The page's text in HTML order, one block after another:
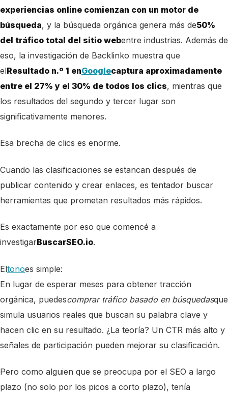
experiencias online comienzan con un motor de
búsqueda, y la búsqueda orgánica genera más de50%
del tráfico total del sitio webentre industrias. Además de
eso, la investigación de Backlinko muestra que
elResultado n.º 1 enGooglecaptura aproximadamente
entre el 27% y el 30% de todos los clics, mientras que
los resultados del segundo y tercer lugar son
significativamente menores.
Esa brecha de clics es enorme.
Cuando las clasificaciones se estancan después de
publicar contenido y crear enlaces, es tentador buscar
herramientas que prometan resultados más rápidos.
Es exactamente por eso que comencé a
investigarBuscarSEO.io.
Eltonoes simple:
En lugar de esperar meses para obtener tracción
orgánica, puedescomprar tráfico basado en búsquedasque
simula usuarios reales que buscan su palabra clave y
hacen clic en su resultado. ¿La teoría? Un CTR más alto y
señales de participación pueden mejorar su clasificación.
Pero como alguien que se preocupa por el SEO a largo
plazo (no solo por los picos a corto plazo), tenía